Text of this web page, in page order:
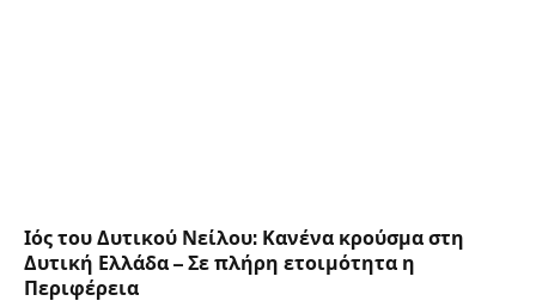
Ιός του Δυτικού Νείλου: Κανένα κρούσμα στη
Δυτική Ελλάδα – Σε πλήρη ετοιμότητα η
Περιφέρεια